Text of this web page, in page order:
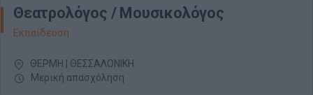
Θεατρολόγος / Μουσικολόγος
Εκπαίδευση
ΘΕΡΜΗ | ΘΕΣΣΑΛΟΝΙΚΗ
Μερική απασχόληση